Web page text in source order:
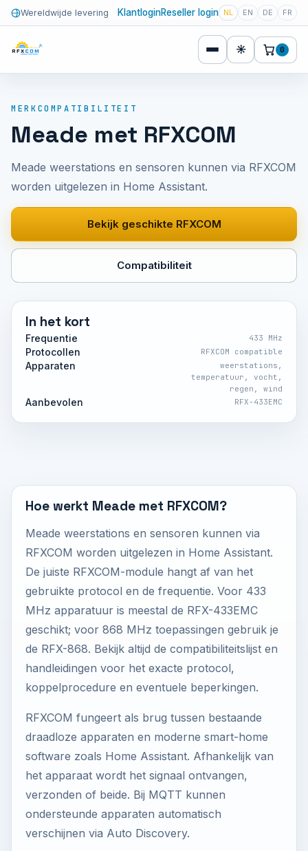
Wereldwijde levering KlantloginReseller login NL EN DE FR
☀ 0
MERKCOMPATIBILITEIT
Meade met RFXCOM
Meade weerstations en sensoren kunnen via RFXCOM
worden uitgelezen in Home Assistant.
Bekijk geschikte RFXCOM
Compatibiliteit
In het kort
Frequentie 433 MHz
Protocollen RFXCOM compatible
Apparaten
weerstations,
temperatuur, vocht,
regen, wind
Aanbevolen RFX-433EMC
Hoe werkt Meade met RFXCOM?
Meade weerstations en sensoren kunnen via
RFXCOM worden uitgelezen in Home Assistant.
De juiste RFXCOM-module hangt af van het
gebruikte protocol en de frequentie. Voor 433
MHz apparatuur is meestal de RFX-433EMC
geschikt; voor 868 MHz toepassingen gebruik je
de RFX-868. Bekijk altijd de compatibiliteitslijst en
handleidingen voor het exacte protocol,
koppelprocedure en eventuele beperkingen.
RFXCOM fungeert als brug tussen bestaande
draadloze apparaten en moderne smart-home
software zoals Home Assistant. Afhankelijk van
het apparaat wordt het signaal ontvangen,
verzonden of beide. Bij MQTT kunnen
ondersteunde apparaten automatisch
verschijnen via Auto Discovery.